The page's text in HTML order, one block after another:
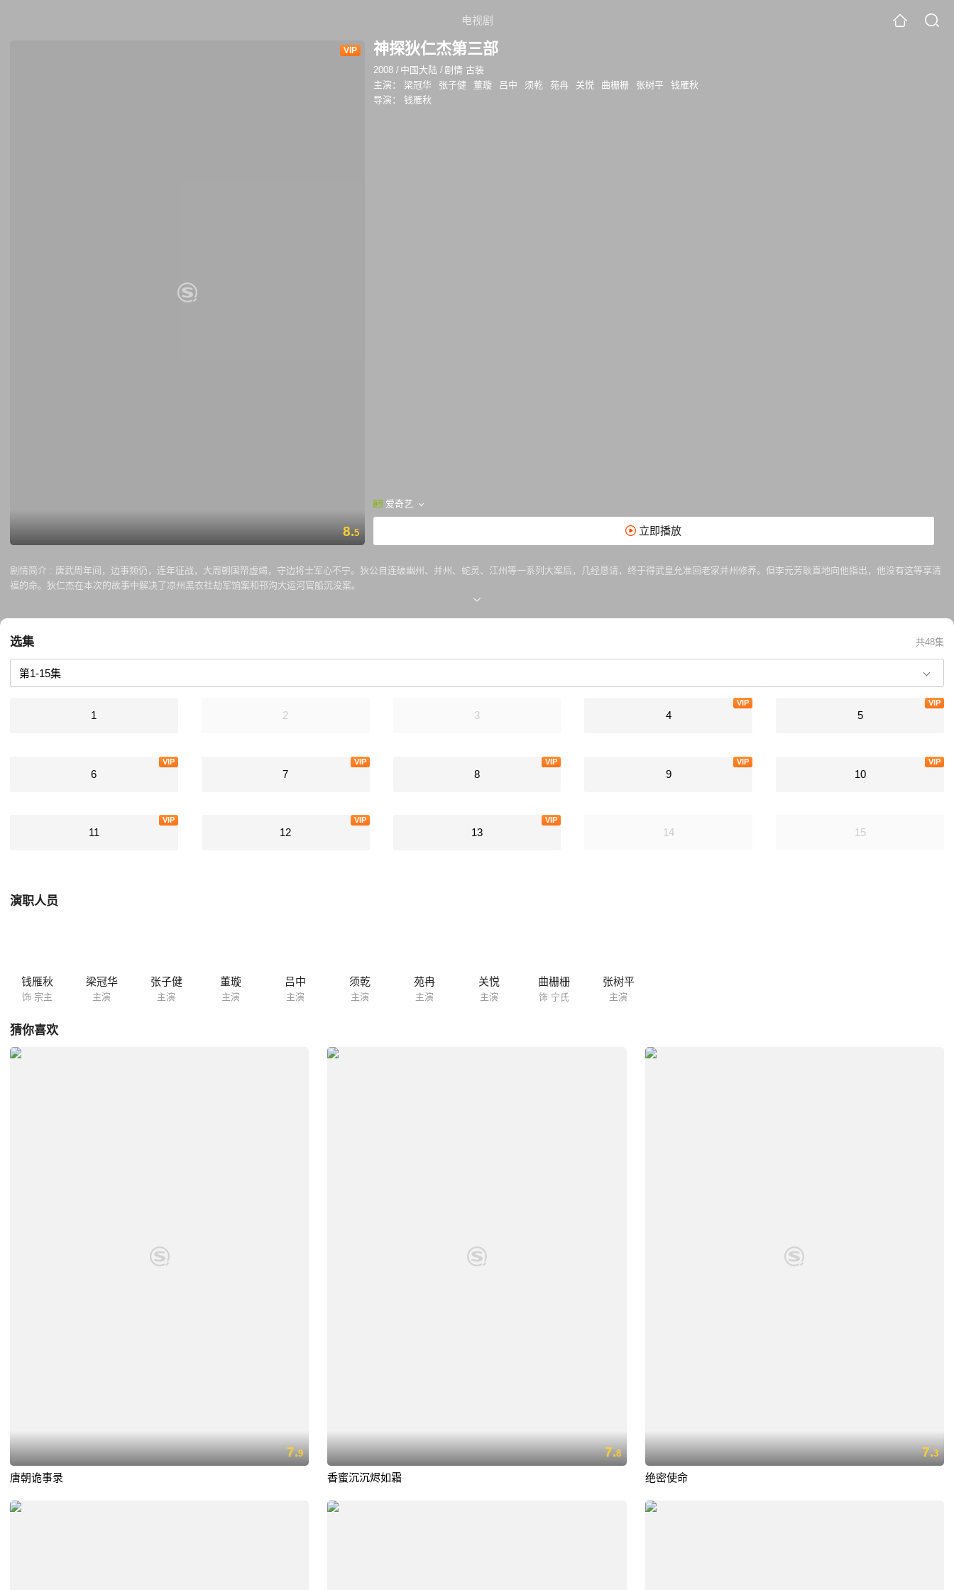
电视剧
VIP
8.5
神探狄仁杰第三部
2008 / 中国大陆 /剧情 古装
主演：
梁冠华 张子健 董璇 吕中 须乾 苑冉 关悦 曲栅栅 张树平
钱雁秋
导演：
钱雁秋
爱奇艺
立即播放
剧情简介 : 唐武周年间，边事频仍，连年征战，大周朝国帑虚竭，守边将士军心不宁。狄公自连破幽州、并州、蛇灵、江州等一系列大案后，几经恳请，终于得武皇允准回老家并州修养。但李元芳耿直地向他指出，他没有这等享清
福的命。狄仁杰在本次的故事中解决了凉州黑衣社劫军饷案和邗沟大运河官船沉没案。
选集 共48集
1 2 3 4
VIP
5
VIP
6
VIP
7
VIP
8
VIP
9
VIP
10
VIP
11
VIP
12
VIP
13
VIP
14 15
演职人员
钱雁秋
饰 宗主
梁冠华
主演
张子健
主演
董璇
主演
吕中
主演
须乾
主演
苑冉
主演
关悦
主演
曲栅栅
饰 宁氏
张树平
主演
猜你喜欢
7.9
唐朝诡事录
7.8
香蜜沉沉烬如霜
7.3
绝密使命